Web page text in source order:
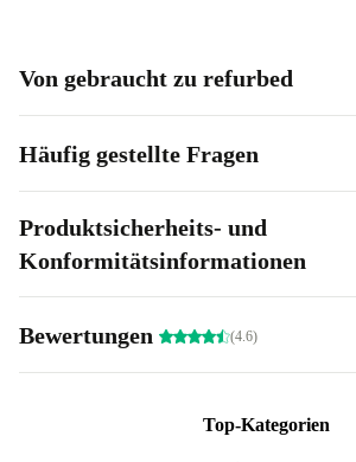
Von gebraucht zu refurbed
Häufig gestellte Fragen
Produktsicherheits- und
Konformitätsinformationen
Bewertungen (4.6)
Top-Kategorien